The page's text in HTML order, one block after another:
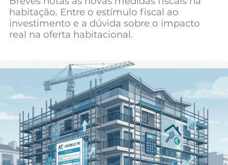
habitação. Entre o estímulo fiscal ao
investimento e a dúvida sobre o impacto
real na oferta habitacional.